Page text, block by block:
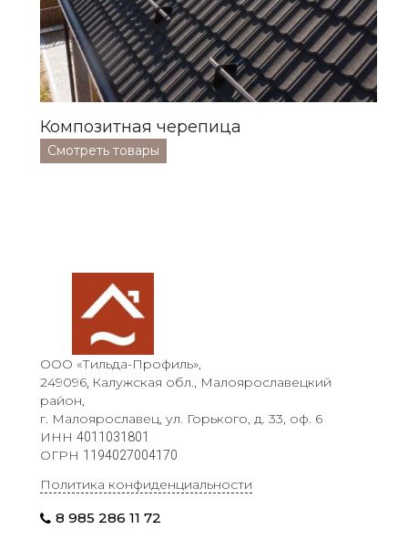
Композитная черепица
Смотреть товары
ООО «Тильда-Профиль»,
249096, Калужская обл., Малоярославецкий
район,
г. Малоярославец, ул. Горького, д. 33, оф. 6
ИНН 4011031801
ОГРН 1194027004170
Политика конфиденциальности
8 985 286 11 72